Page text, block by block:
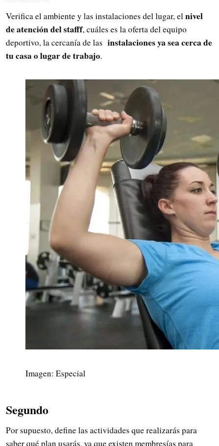
Verifica el ambiente y las instalaciones del lugar, elnivel
de atención del stafff, cuáles es la oferta del equipo
deportivo, la cercanía de las instalaciones ya sea cerca de
tu casa o lugar de trabajo.
Imagen: Especial
Segundo
Por supuesto, define las actividades que realizarás para
saber qué plan usarás, ya que existen membresías para